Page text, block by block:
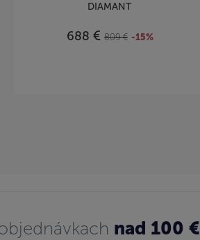
DIAMANT
688 € 809€ -15%
nad 100 €